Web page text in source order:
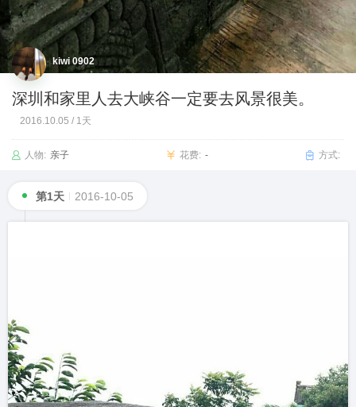
kiwi 0902
深圳和家里人去大峡谷一定要去风景很美。
2016.10.05 / 1天
人物: 亲子 花费: - 方式:
第1天 2016-10-05